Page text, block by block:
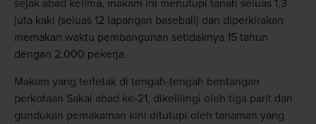
sejak abad kelima, makam ini menutupi tanah seluas 1,3
juta kaki (seluas 12 lapangan baseball) dan diperkirakan
memakan waktu pembangunan setidaknya 15 tahun
dengan 2.000 pekerja.
Makam yang terletak di tengah-tengah bentangan
perkotaan Sakai abad ke-21, dikelilingi oleh tiga parit dan
gundukan pemakaman kini ditutupi oleh tanaman yang